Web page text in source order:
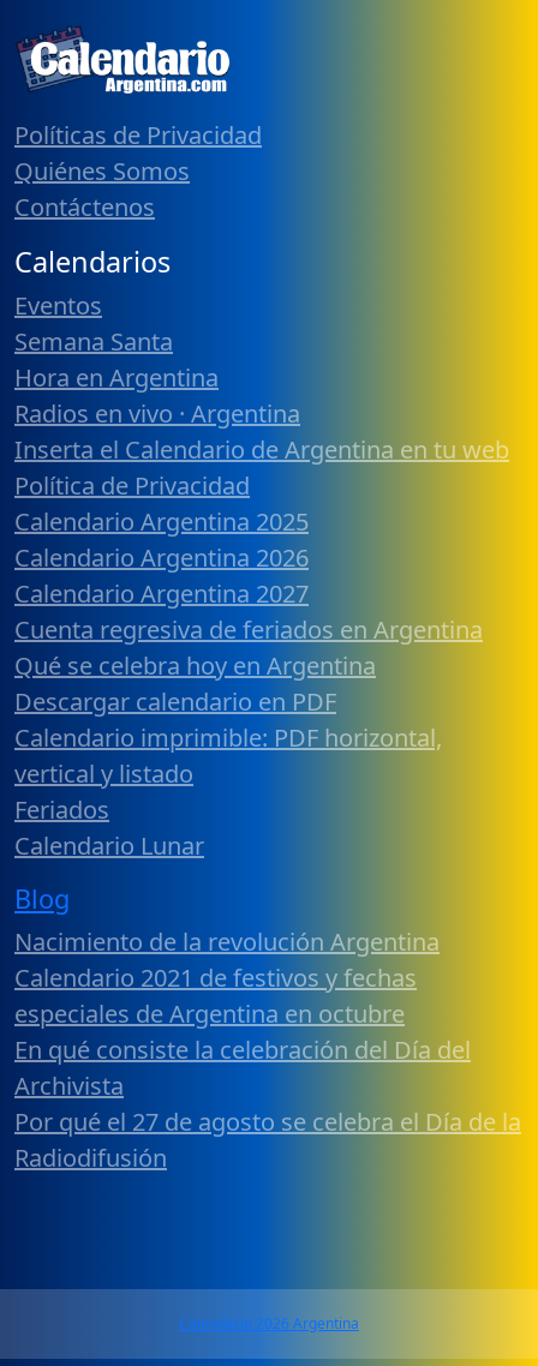
Políticas de Privacidad
Quiénes Somos
Contáctenos
Calendarios
Eventos
Semana Santa
Hora en Argentina
Radios en vivo · Argentina
Inserta el Calendario de Argentina en tu web
Política de Privacidad
Calendario Argentina 2025
Calendario Argentina 2026
Calendario Argentina 2027
Cuenta regresiva de feriados en Argentina
Qué se celebra hoy en Argentina
Descargar calendario en PDF
Calendario imprimible: PDF horizontal,
vertical y listado
Feriados
Calendario Lunar
Blog
Nacimiento de la revolución Argentina
Calendario 2021 de festivos y fechas
especiales de Argentina en octubre
En qué consiste la celebración del Día del
Archivista
Por qué el 27 de agosto se celebra el Día de la
Radiodifusión
Calendario 2026 Argentina